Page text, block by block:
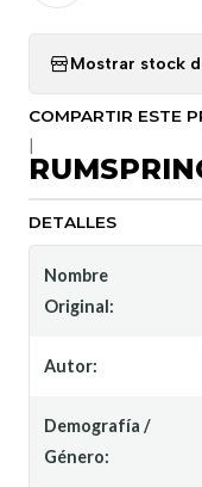
Mostrar stock
COMPARTIR ESTE
DETALLES
Nombre
Original:
Autor:
Demografía /
Género: